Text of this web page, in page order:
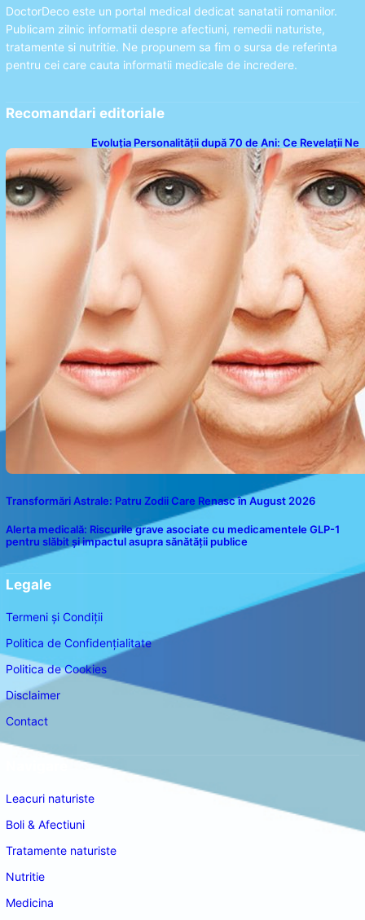
DoctorDeco este un portal medical dedicat sanatatii romanilor.
Publicam zilnic informatii despre afectiuni, remedii naturiste,
tratamente si nutritie. Ne propunem sa fim o sursa de referinta
pentru cei care cauta informatii medicale de incredere.
Recomandari editoriale
Evoluția Personalității după 70 de Ani: Ce Revelații Ne
Oferă Studiile Psihologice
Transformări Astrale: Patru Zodii Care Renasc în August 2026
Alerta medicală: Riscurile grave asociate cu medicamentele GLP-1
pentru slăbit și impactul asupra sănătății publice
Legale
Termeni și Condiții
Politica de Confidențialitate
Politica de Cookies
Disclaimer
Contact
Leacuri naturiste
Boli & Afectiuni
Tratamente naturiste
Nutritie
Medicina